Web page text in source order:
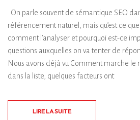
On parle souvent de sémantique SEO
référencement naturel, mais qu’est ce
comment l’analyser et pourquoi est-ce
questions auxquelles on va tenter de
Nous avons déjà vu Comment marche
dans la liste, quelques facteurs ont
LIRE LA SUITE